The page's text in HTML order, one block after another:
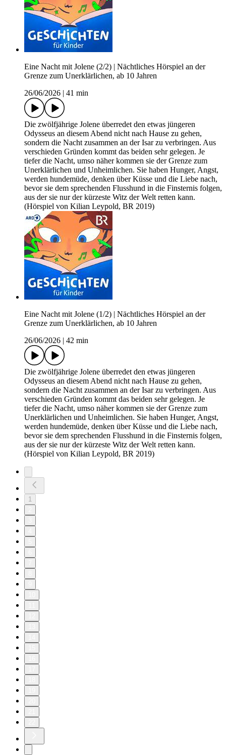
Eine Nacht mit Jolene (2/2) | Nächtliches Hörspiel an der
Grenze zum Unerklärlichen, ab 10 Jahren
26/06/2026
41 min
Die zwölfjährige Jolene überredet den etwas jüngeren
Odysseus an diesem Abend nicht nach Hause zu gehen,
sondern die Nacht zusammen an der Isar zu verbringen. Aus
verschieden Gründen kommt das beiden sehr gelegen. Je
tiefer die Nacht, umso näher kommen sie der Grenze zum
Unerklärlichen und Unheimlichen. Sie haben Hunger, Angst,
werden hundemüde, denken über Küsse und die Liebe nach,
bevor sie dem sprechenden Flusshund in die Finsternis folgen,
aus der sie nur der kürzeste Witz der Welt retten kann.
(Hörspiel von Kilian Leypold, BR 2019)
Eine Nacht mit Jolene (1/2) | Nächtliches Hörspiel an der
Grenze zum Unerklärlichen, ab 10 Jahren
26/06/2026
42 min
Die zwölfjährige Jolene überredet den etwas jüngeren
Odysseus an diesem Abend nicht nach Hause zu gehen,
sondern die Nacht zusammen an der Isar zu verbringen. Aus
verschieden Gründen kommt das beiden sehr gelegen. Je
tiefer die Nacht, umso näher kommen sie der Grenze zum
Unerklärlichen und Unheimlichen. Sie haben Hunger, Angst,
werden hundemüde, denken über Küsse und die Liebe nach,
bevor sie dem sprechenden Flusshund in die Finsternis folgen,
aus der sie nur der kürzeste Witz der Welt retten kann.
(Hörspiel von Kilian Leypold, BR 2019)
1